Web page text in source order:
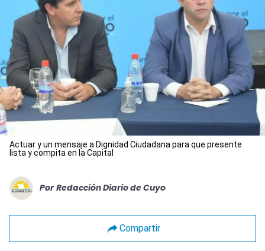
Actuar y un mensaje a Dignidad Ciudadana para que presente
lista y compita en la Capital
Por Redacción Diario de Cuyo
Compartir